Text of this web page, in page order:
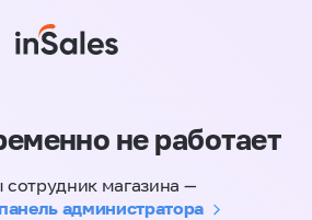
не работает
сотрудник магазина —
администратора